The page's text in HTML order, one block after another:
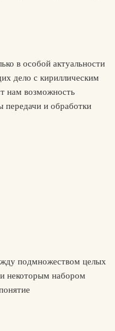
в особой актуальности
дело с кириллическим
нам возможность
и обработки
подмножеством целых
некоторым набором